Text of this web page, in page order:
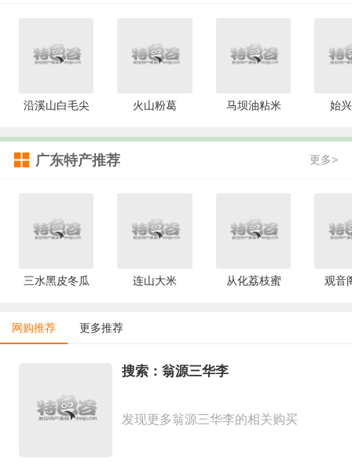
沿溪山白毛尖 火山粉葛 马坝油粘米 始
广东特产推荐 更多>
三水黑皮冬瓜 连山大米 从化荔枝蜜 观音
网购推荐 更多推荐
搜索：翁源三华李
发现更多翁源三华李的相关购买